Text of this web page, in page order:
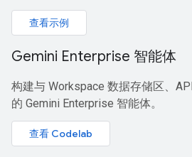
查看示例
Gemini Enterprise 智能体
构建与 Workspace 数据存储区、
的 Gemini Enterprise 智能体。
查看 Codelab